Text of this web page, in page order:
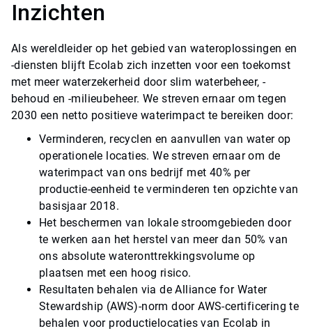
Inzichten
Als wereldleider op het gebied van wateroplossingen en
-diensten blijft Ecolab zich inzetten voor een toekomst
met meer waterzekerheid door slim waterbeheer, -
behoud en -milieubeheer. We streven ernaar om tegen
2030 een netto positieve waterimpact te bereiken door:
Verminderen, recyclen en aanvullen van water op
operationele locaties. We streven ernaar om de
waterimpact van ons bedrijf met 40% per
productie-eenheid te verminderen ten opzichte van
basisjaar 2018.
Het beschermen van lokale stroomgebieden door
te werken aan het herstel van meer dan 50% van
ons absolute wateronttrekkingsvolume op
plaatsen met een hoog risico.
Resultaten behalen via de Alliance for Water
Stewardship (AWS)-norm door AWS-certificering te
behalen voor productielocaties van Ecolab in